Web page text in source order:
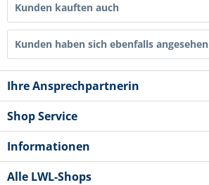
Kunden kauften auch
Kunden haben sich ebenfalls angesehen
Ihre Ansprechpartnerin
Shop Service
Informationen
Alle LWL-Shops